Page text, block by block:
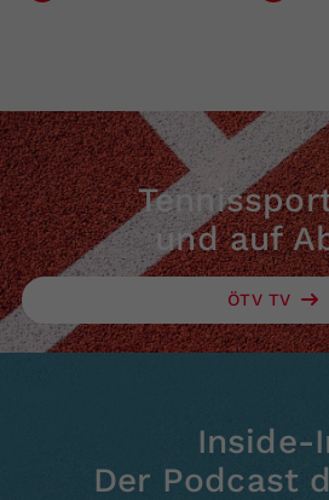
und auf
ÖTV TV
Inside-
Der Podcast